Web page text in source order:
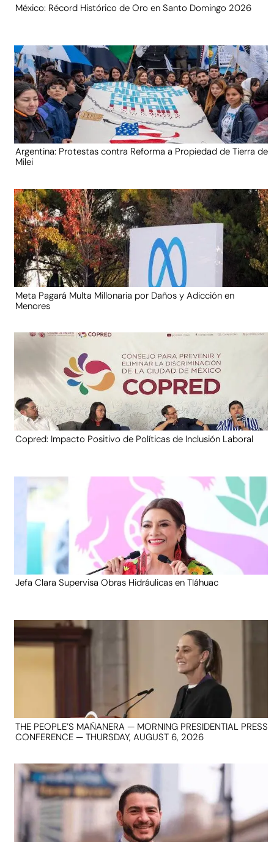
México: Récord Histórico de Oro en Santo Domingo 2026
Argentina: Protestas contra Reforma a Propiedad de Tierra de
Milei
Meta Pagará Multa Millonaria por Daños y Adicción en
Menores
Copred: Impacto Positivo de Políticas de Inclusión Laboral
Jefa Clara Supervisa Obras Hidráulicas en Tláhuac
THE PEOPLE’S MAÑANERA — MORNING PRESIDENTIAL PRESS
CONFERENCE — THURSDAY, AUGUST 6, 2026